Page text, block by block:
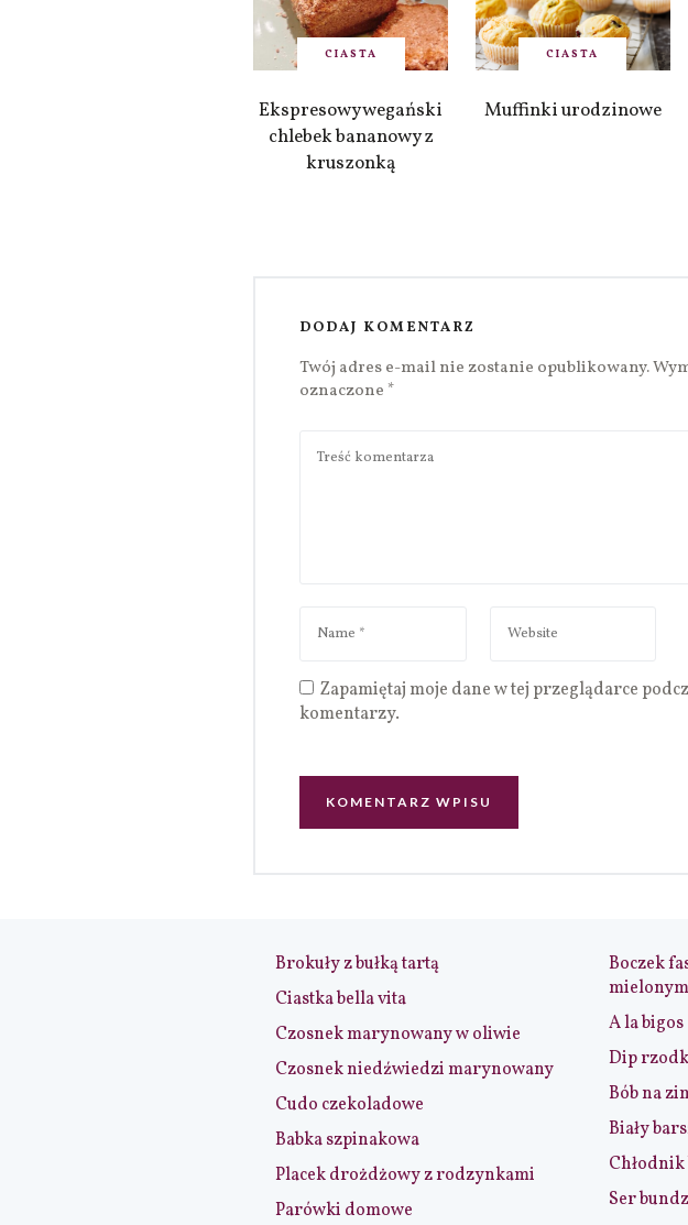
CIASTA
Ekspresowy wegański
chlebek bananowy z
kruszonką
CIASTA
Muffinki urodzinowe
DODAJ KOMENTARZ
Twój adres e-mail nie zostanie opublikowany.
oznaczone *
Zapamiętaj moje dane w tej przeglądarce
komentarzy.
Brokuły z bułką tartą
Ciastka bella vita
Czosnek marynowany w oliwie
Czosnek niedźwiedzi marynowany
Cudo czekoladowe
Babka szpinakowa
Placek drożdżowy z rodzynkami
Parówki domowe
Boczek
mielonym
A la bigos
Dip
Bób na
Biały
Chłodnik
Ser bundz